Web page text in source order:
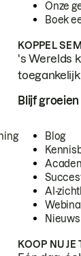
Onze
Boek
KOPPEL
's Werelds
Blijf
Blog
AI-
Nieuws
KOOP NU JE